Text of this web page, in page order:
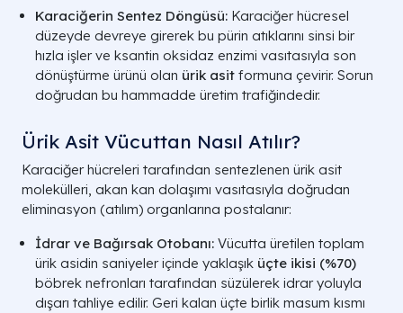
Karaciğerin Sentez Döngüsü: Karaciğer hücresel
düzeyde devreye girerek bu pürin atıklarını sinsi bir
hızla işler ve ksantin oksidaz enzimi vasıtasıyla son
dönüştürme ürünü olan ürik asit formuna çevirir. Sorun
doğrudan bu hammadde üretim trafiğindedir.
Ürik Asit Vücuttan Nasıl Atılır?
Karaciğer hücreleri tarafından sentezlenen ürik asit
molekülleri, akan kan dolaşımı vasıtasıyla doğrudan
eliminasyon (atılım) organlarına postalanır:
İdrar ve Bağırsak Otobanı: Vücutta üretilen toplam
ürik asidin saniyeler içinde yaklaşık üçte ikisi (%70)
böbrek nefronları tarafından süzülerek idrar yoluyla
dışarı tahliye edilir. Geri kalan üçte birlik masum kısmı